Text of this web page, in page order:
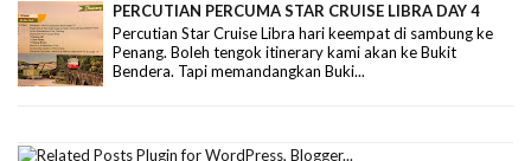
PERCUTIAN PERCUMA STAR CRUISE LIBRA DAY 4
Percutian Star Cruise Libra hari keempat di sambung ke
Penang. Boleh tengok itinerary kami akan ke Bukit
Bendera. Tapi memandangkan Buki...